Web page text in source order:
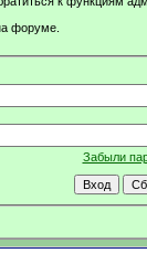
форуме.
Забыли